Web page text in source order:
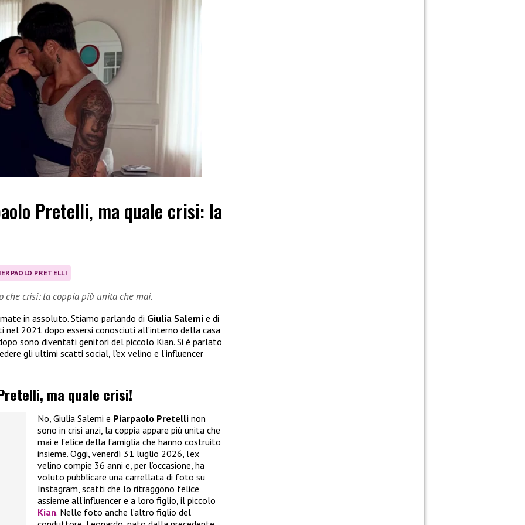
Pretelli, ma quale crisi: la
PRETELLI
che crisi: la coppia più unita che mai.
in assoluto. Stiamo parlando di Giulia Salemi e di
2021 dopo essersi conosciuti all’interno della casa
sono diventati genitori del piccolo Kian. Si è parlato
gli ultimi scatti social, l’ex velino e l’influencer
ma quale crisi!
No, Giulia Salemi e Piarpaolo Pretelli non
sono in crisi anzi, la coppia appare più unita che
mai e felice della famiglia che hanno costruito
insieme. Oggi, venerdì 31 luglio 2026, l’ex
velino compie 36 anni e, per l’occasione, ha
voluto pubblicare una carrellata di foto su
Instagram, scatti che lo ritraggono felice
assieme all’influencer e a loro figlio, il piccolo
Kian. Nelle foto anche l’altro figlio del